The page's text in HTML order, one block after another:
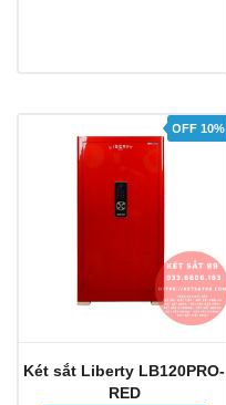
OFF 10%
Két sắt Liberty LB120PRO-
RED